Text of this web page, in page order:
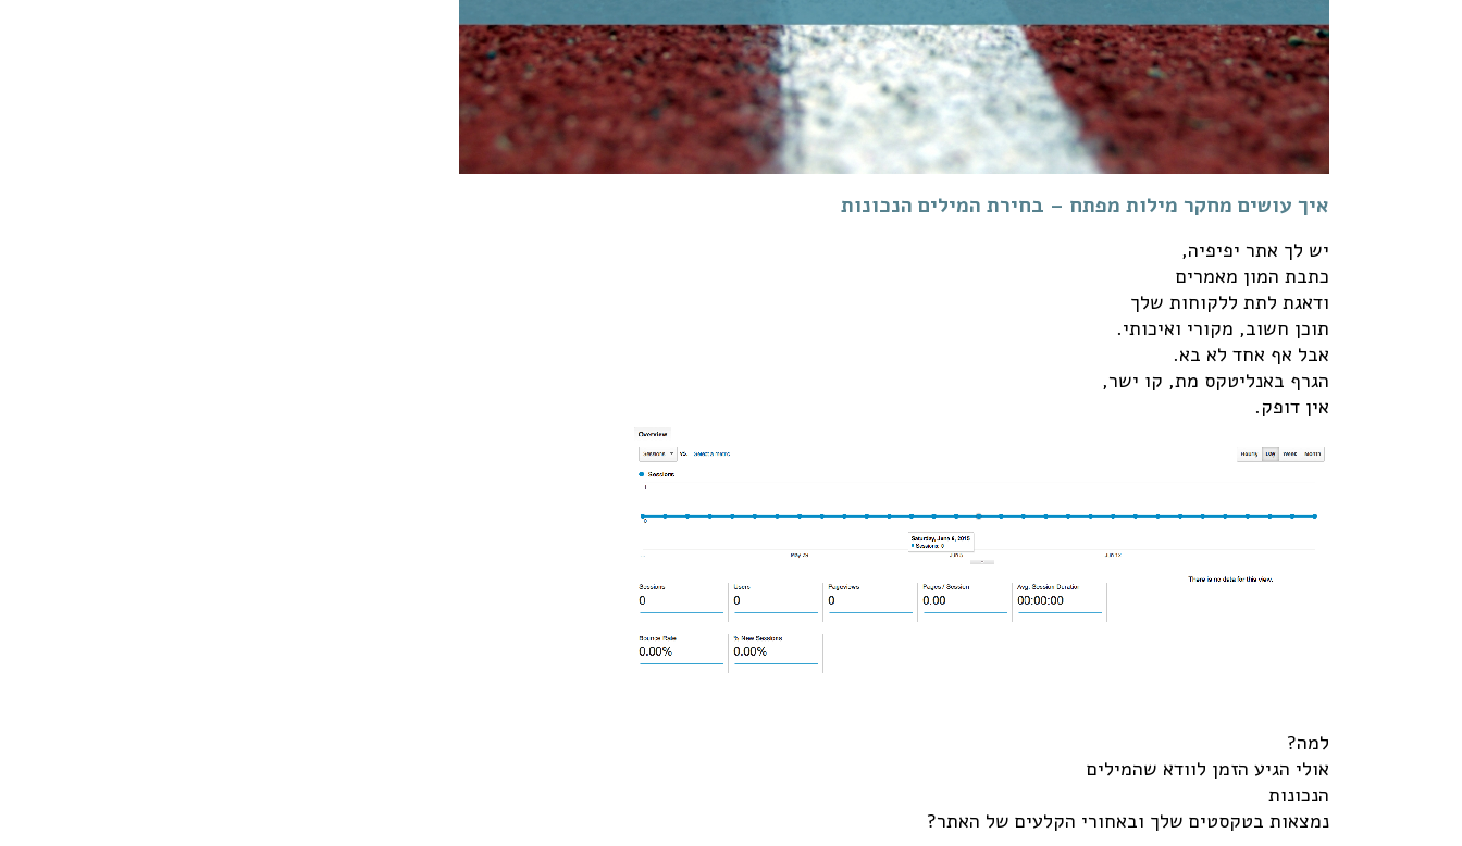
איך עושים מחקר מילות מפתח – בחירת המילים הנכונות
יש לך אתר יפיפיה,
כתבת המון מאמרים
ודאגת לתת ללקוחות שלך
תוכן חשוב, מקורי ואיכותי.
אבל אף אחד לא בא.
הגרף באנליטקס מת, קו ישר,
אין דופק.
למה?
אולי הגיע הזמן לוודא שהמילים
הנכונות
נמצאות בטקסטים שלך ובאחורי הקלעים של האתר?